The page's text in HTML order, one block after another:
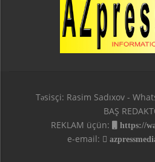
Təsisçi: Rasim Sadıxov -
BAŞ
REKLAM üçün:
https://
e-email: